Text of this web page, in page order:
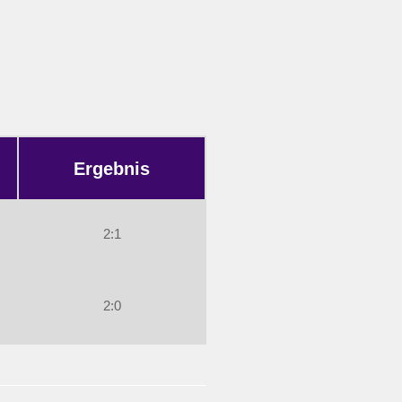
Ergebnis
2:1
2:0